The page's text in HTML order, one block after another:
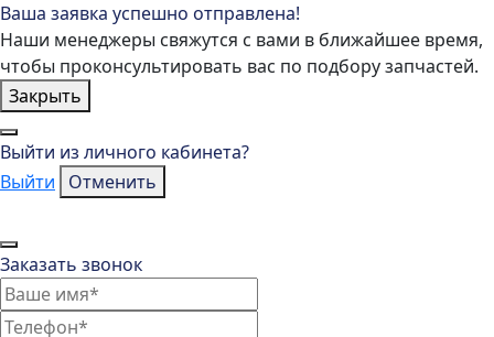
Ваша заявка успешно отправлена!
Наши менеджеры свяжутся с вами в ближайшее время,
чтобы проконсультировать вас по подбору запчастей.
Закрыть
Выйти из личного кабинета?
Выйти
Отменить
Заказать звонок